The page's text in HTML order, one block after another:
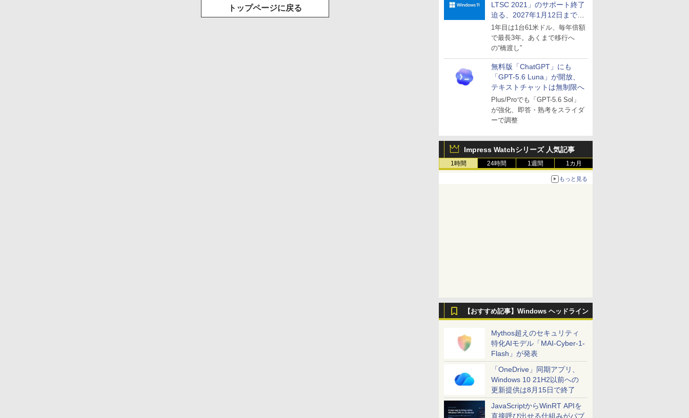
LTSC 2021」のサポート終了
迫る、2027年1月12日まで
～ESUは9月1日から販売
1年目は1台61米ドル、毎年倍額
で最長3年。あくまで移行へ
の“橋渡し”
無料版「ChatGPT」にも
「GPT-5.6 Luna」が開放、
テキストチャットは無制限へ
Plus/Proでも「GPT-5.6 Sol」
が強化、即答・熟考をスライダ
ーで調整
Impress Watchシリーズ 人気記事
1時間 24時間 1週間 1カ月
もっと見る
【おすすめ記事】Windows ヘッドライン
Mythos超えのセキュリティ
特化AIモデル「MAI-Cyber-1-
Flash」が発表
「OneDrive」同期アプリ、
Windows 10 21H2以前への
更新提供は8月15日で終了
JavaScriptからWinRT APIを
直接呼び出せる仕組みがパブ
トップページに戻る